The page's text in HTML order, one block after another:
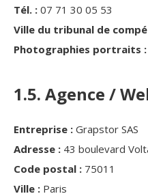
Tél. : 07 71 30 05 53
Ville du tribunal de
Photographies portraits :
1.5. Agence /
Entreprise : Grapstor SAS
Adresse : 43 boulevard
Code postal : 75011
Ville : Paris